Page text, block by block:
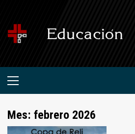
contenido
Menú
Mes: febrero 2026